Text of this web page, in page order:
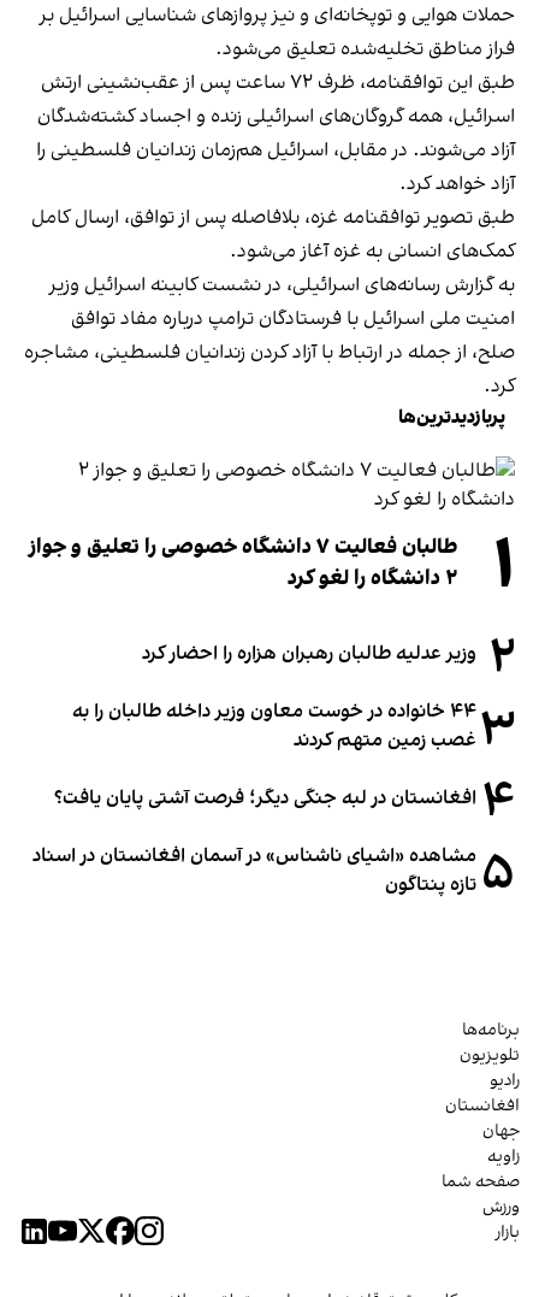
حملات هوایی و توپخانه‌ای و نیز پروازهای شناسایی اسرائیل بر
فراز مناطق تخلیه‌شده تعلیق می‌شود.
طبق این توافقنامه، ظرف ۷۲ ساعت پس از عقب‌نشینی ارتش
اسرائیل، همه گروگان‌های اسرائیلی زنده و اجساد کشته‌شدگان
آزاد می‌شوند. در مقابل، اسرائیل هم‌زمان زندانیان فلسطینی را
آزاد خواهد کرد.
طبق تصویر توافقنامه غزه، بلافاصله پس از توافق، ارسال کامل
کمک‌های انسانی به غزه آغاز می‌شود.
به گزارش رسانه‌های اسرائیلی، در نشست کابینه اسرائیل وزیر
امنیت ملی اسرائیل با فرستادگان ترامپ درباره مفاد توافق
صلح، از جمله در ارتباط با آزاد کردن زندانیان فلسطینی، مشاجره
کرد.
پربازدیدترین‌ها
۱
طالبان فعالیت ۷ دانشگاه خصوصی را تعلیق و جواز
۲ دانشگاه را لغو کرد
۲ وزیر عدلیه طالبان رهبران هزاره را احضار کرد
۳
۴۴ خانواده در خوست معاون وزیر داخله طالبان را به
غصب زمین متهم کردند
۴ افغانستان در لبه جنگی دیگر؛ فرصت آشتی پایان یافت؟
۵ مشاهده «اشیای ناشناس» در آسمان افغانستان در اسناد
تازه پنتاگون
برنامه‌ها
تلویزیون
رادیو
افغانستان
جهان
زاویه
صفحه شما
ورزش
بازار